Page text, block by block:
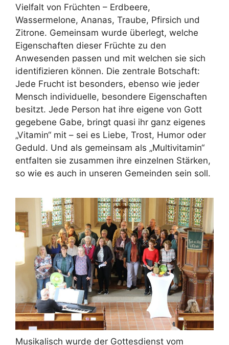
Vielfalt von Früchten – Erdbeere,
Wassermelone, Ananas, Traube, Pfirsich und
Zitrone. Gemeinsam wurde überlegt, welche
Eigenschaften dieser Früchte zu den
Anwesenden passen und mit welchen sie sich
identifizieren können. Die zentrale Botschaft:
Jede Frucht ist besonders, ebenso wie jeder
Mensch individuelle, besondere Eigenschaften
besitzt. Jede Person hat ihre eigene von Gott
gegebene Gabe, bringt quasi ihr ganz eigenes
„Vitamin“ mit – sei es Liebe, Trost, Humor oder
Geduld. Und als gemeinsam als „Multivitamin“
entfalten sie zusammen ihre einzelnen Stärken,
so wie es auch in unseren Gemeinden sein soll.
Musikalisch wurde der Gottesdienst vom